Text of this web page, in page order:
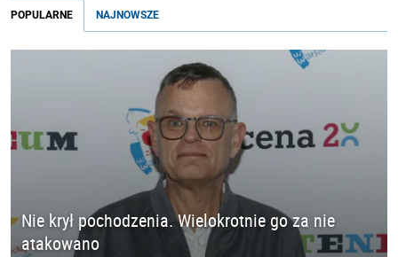
POPULARNE NAJNOWSZE
Nie krył pochodzenia. Wielokrotnie go za nie
atakowano